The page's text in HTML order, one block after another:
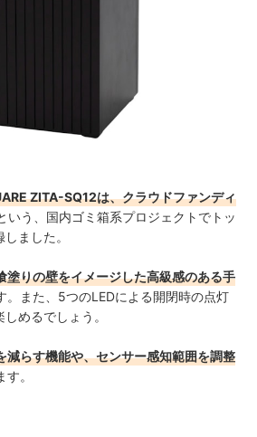
ZITA-SQ12は、クラウドファンディ
いう、国内ゴミ箱系プロジェクトでトッ
ました。
塗りの壁をイメージした高級感のある手
。また、5つのLEDによる開閉時の点灯
めるでしょう。
減らす機能や、センサー感知範囲を調整
す。